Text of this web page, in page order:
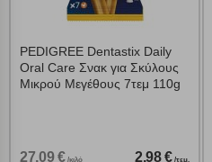
PEDIGREE Dentastix Daily
Oral Care Σνακ για Σκύλους
Μικρού Μεγέθους 7τεμ 110g
27,09 € /κιλό 2,98 € /τεμ.